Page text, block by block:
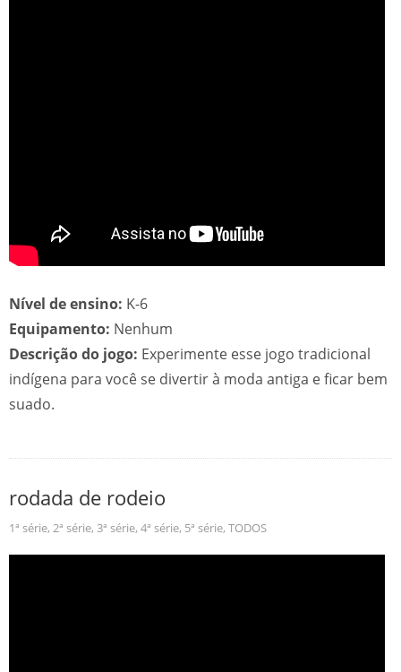
Nível de ensino: K-6
Equipamento: Nenhum
Descrição do jogo: Experimente esse jogo tradicional
indígena para você se divertir à moda antiga e ficar bem
suado.
rodada de rodeio
1ª série, 2ª série, 3ª série, 4ª série, 5ª série, TODOS